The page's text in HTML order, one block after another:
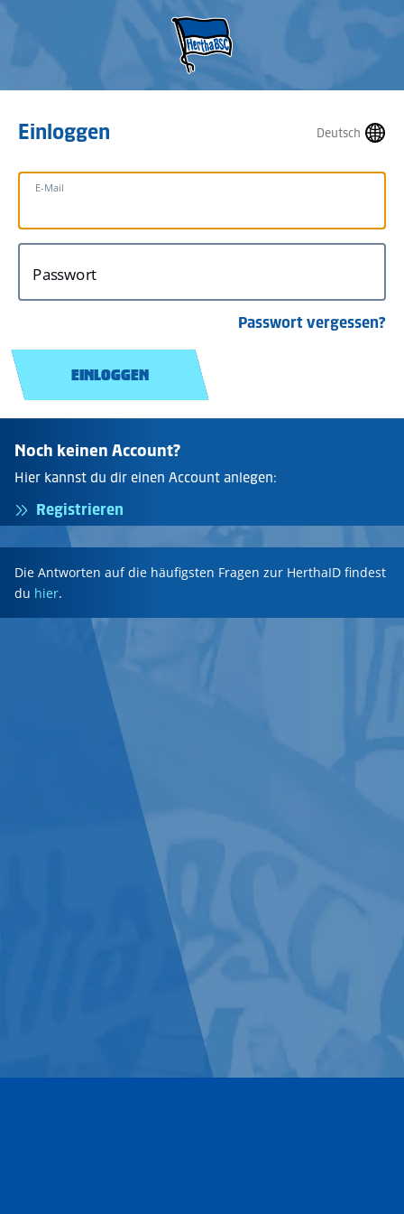
Deutsch
Einloggen
E-Mail
Passwort
Passwort vergessen?
EINLOGGEN
Noch keinen Account?
Hier kannst du dir einen Account anlegen:
Registrieren
Die Antworten auf die häufigsten Fragen zur HerthaID findest
du hier.